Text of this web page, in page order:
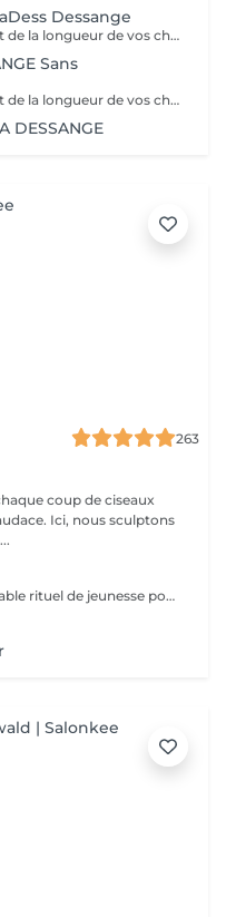
Dessange
Le tarif final peut varier dépendant de la longueur de vos cheveux ainsi que des soins et produits utilisés.
Sans
Le tarif final peut varier dépendant de la longueur de vos cheveux ainsi que des soins et produits utilisés.
DESSANGE
263
coup de ciseaux
Ici, nous sculptons
Bien plus qu'une couleur, un véritable rituel de jeunesse pour vos cheveux. Enrichie en acide hyaluronique et certifiée avec des extraits de plantes apaisantes (Thé Vert, Calendula), la coloration Multi Complex traite la fibre capillaire pendant le processus de couleur. Elle offre une brillance miroir spectaculaire, une hydratation profonde et un confort absolu pour les cuirs chevelus les plus sensibles. Le choix idéal pour une chevelure douce, renforcée et lumineuse. Découvrez une couleur vibrante et d'une profondeur absolue. La formule classique haute performance Color-Ton de Tocco Magico est spécialement conçue pour garantir une couverture totale et parfaite des cheveux blancs, sans aucune transparence. Grâce à sa richesse en pigments purs, elle offre des reflets intenses, fidèles et une tenue longue durée exceptionnelle. Idéale pour les bruns profonds, les rouges vibrants et les bases impeccables